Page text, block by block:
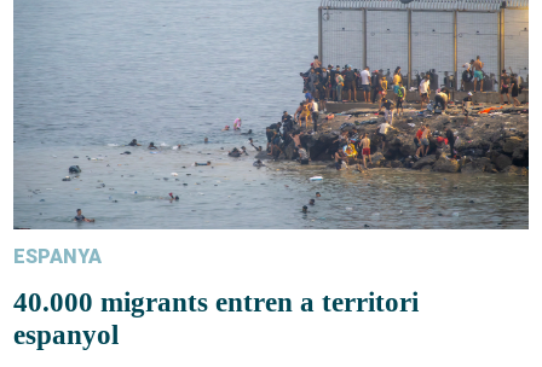
ESPANYA
40.000 migrants entren a territori
espanyol